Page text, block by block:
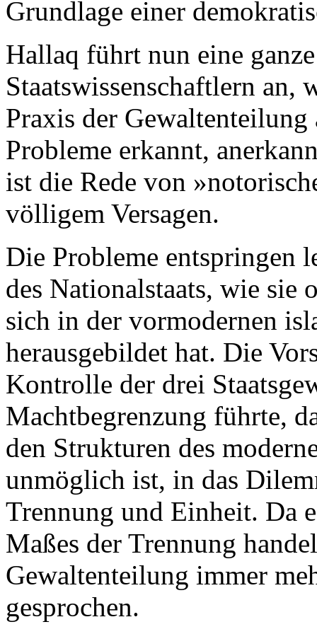
Grundlage einer
Hallaq führt nun eine
Staatswissenschaftlern an,
Praxis der
Probleme erkannt,
ist die Rede von
völligem Versagen.
Die Probleme entspringen
des Nationalstaats, wie sie
sich in der vormodernen
herausgebildet hat. Die
Kontrolle der drei
Machtbegrenzung führte,
den Strukturen des
unmöglich ist, in das
Trennung und Einheit. Da
Maßes der Trennung
Gewaltenteilung immer
gesprochen.